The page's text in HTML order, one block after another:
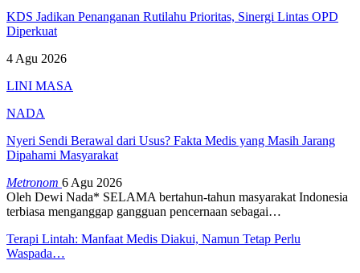
KDS Jadikan Penanganan Rutilahu Prioritas, Sinergi Lintas OPD
Diperkuat
4 Agu 2026
LINI MASA
NADA
Nyeri Sendi Berawal dari Usus? Fakta Medis yang Masih Jarang
Dipahami Masyarakat
Metronom 6 Agu 2026
Oleh Dewi Nada* SELAMA bertahun-tahun masyarakat Indonesia
terbiasa menganggap gangguan pencernaan sebagai…
Terapi Lintah: Manfaat Medis Diakui, Namun Tetap Perlu
Waspada…